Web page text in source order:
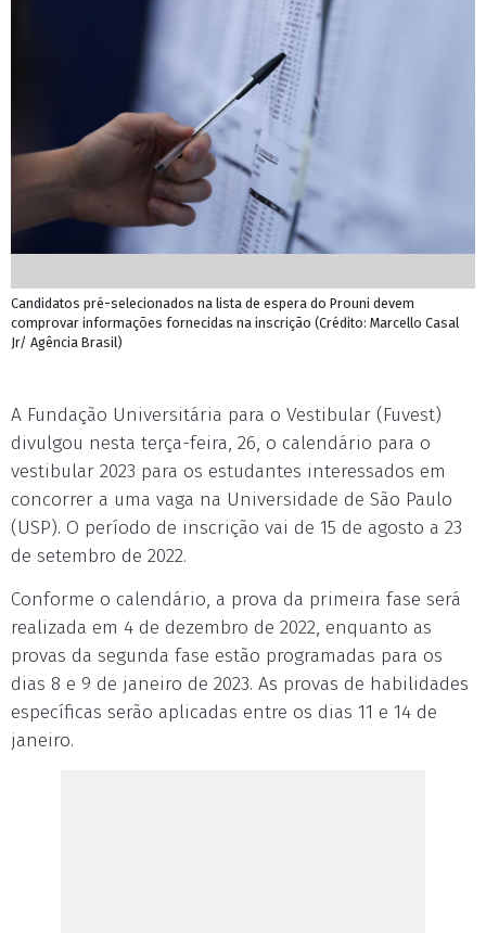
Candidatos pré-selecionados na lista de espera do Prouni devem
comprovar informações fornecidas na inscrição (Crédito: Marcello Casal
Jr/ Agência Brasil)
A Fundação Universitária para o Vestibular (Fuvest)
divulgou nesta terça-feira, 26, o calendário para o
vestibular 2023 para os estudantes interessados em
concorrer a uma vaga na Universidade de São Paulo
(USP). O período de inscrição vai de 15 de agosto a 23
de setembro de 2022.
Conforme o calendário, a prova da primeira fase será
realizada em 4 de dezembro de 2022, enquanto as
provas da segunda fase estão programadas para os
dias 8 e 9 de janeiro de 2023. As provas de habilidades
específicas serão aplicadas entre os dias 11 e 14 de
janeiro.